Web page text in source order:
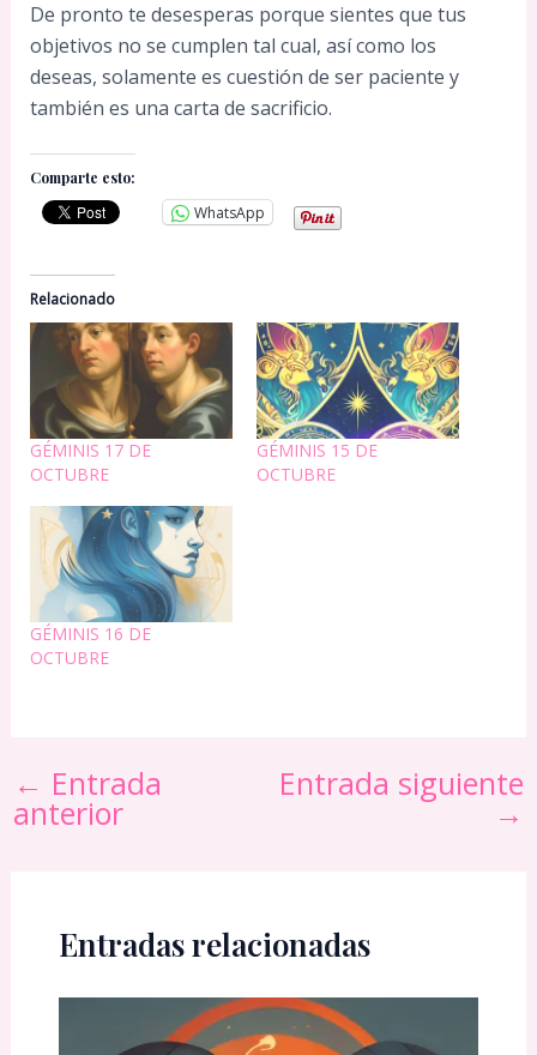
De pronto te desesperas porque sientes que tus
objetivos no se cumplen tal cual, así como los
deseas, solamente es cuestión de ser paciente y
también es una carta de sacrificio.
Comparte esto:
WhatsApp
Relacionado
GÉMINIS 17 DE
OCTUBRE
GÉMINIS 15 DE
OCTUBRE
GÉMINIS 16 DE
OCTUBRE
← Entrada
anterior
Entrada siguiente
→
Entradas relacionadas